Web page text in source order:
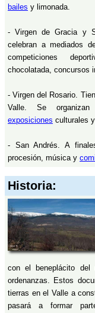
bailes y limonada.
- Virgen de Gracia y
celebran a mediados
competiciones
chocolatada, concursos
- Virgen del Rosario.
Valle. Se organizan
exposiciones culturales
- San Andrés. A
procesión, música y
Historia:
con el beneplácito
ordenanzas. Estos
tierras en el Valle a
pasará a formar